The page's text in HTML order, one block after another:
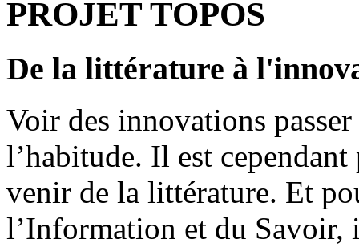
PROJET TOPOS
De la littérature à
Voir des innovations
l’habitude. Il est
venir de la littérature. Et
l’Information et du Savoir,